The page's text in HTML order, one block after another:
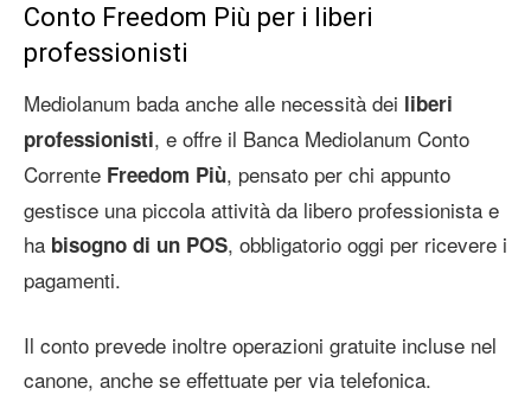
Conto Freedom Più per i liberi
professionisti
Mediolanum bada anche alle necessità dei liberi
professionisti, e offre il Banca Mediolanum Conto
Corrente Freedom Più, pensato per chi appunto
gestisce una piccola attività da libero professionista e
ha bisogno di un POS, obbligatorio oggi per ricevere i
pagamenti.
Il conto prevede inoltre operazioni gratuite incluse nel
canone, anche se effettuate per via telefonica.